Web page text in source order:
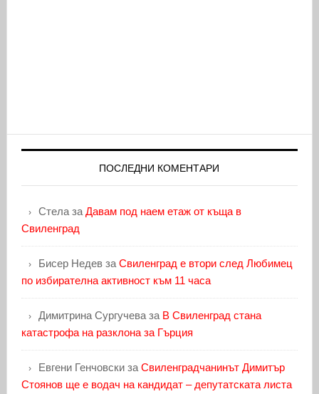
ПОСЛЕДНИ КОМЕНТАРИ
Стелаза Давам под наем етаж от къща в
Свиленград
Бисер Недевза Свиленград е втори след Любимец
по избирателна активност към 11 часа
Димитрина Сургучеваза В Свиленград стана
катастрофа на разклона за Гърция
Евгени Генчовскиза Свиленградчанинът Димитър
Стоянов ще е водач на кандидат – депутатската листа